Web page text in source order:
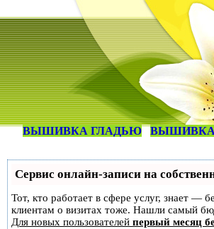
ВЫШИВКА ГЛАДЬЮ
Сервис онлайн-записи на
Тот, кто работает в сфере услуг, знает —
клиентам о визитах тоже. Нашли самый
Для новых пользователей первый месяц